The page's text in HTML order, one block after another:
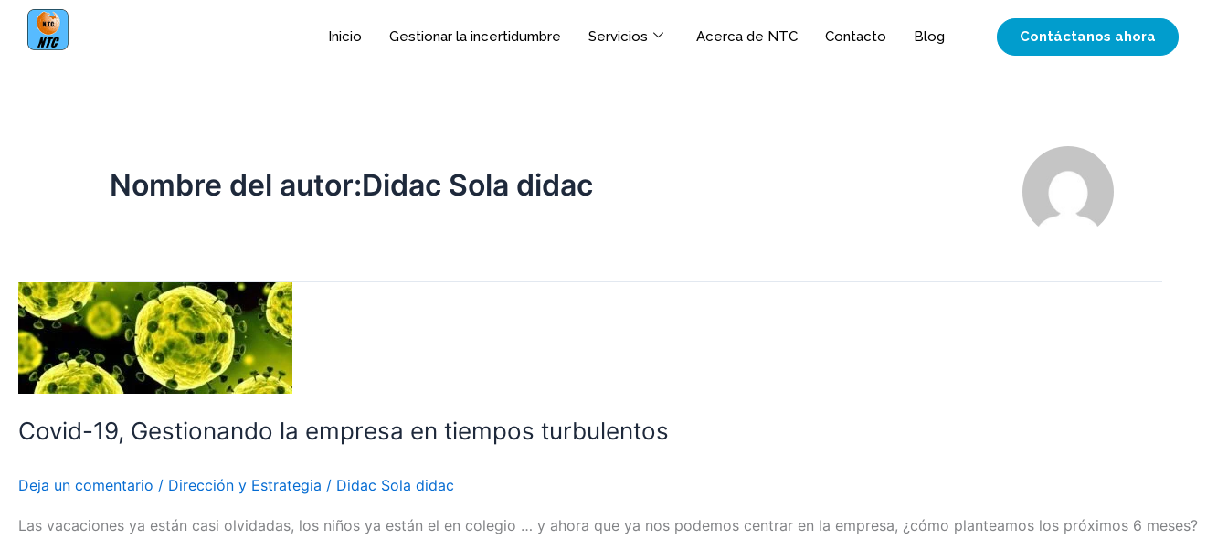
Inicio Gestionar la incertidumbre Servicios Acerca de NTC Contacto Blog Contáctanos ahora
Nombre del autor:Didac Sola didac
Covid-19, Gestionando la empresa en tiempos turbulentos
Deja un comentario / Dirección y Estrategia / Didac Sola didac
Las vacaciones ya están casi olvidadas, los niños ya están el en colegio … y ahora que ya nos podemos centrar en la empresa, ¿cómo planteamos los próximos 6 meses?
Covid-
19,
Gestionando
la
empresa
tiempos